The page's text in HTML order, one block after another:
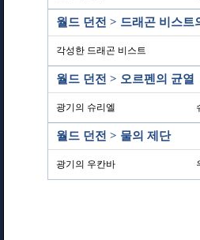
월드 던전 > 드래곤 비스트
각성한 드래곤 비스트
월드 던전 > 오르펜의 균열
광기의 슈리엘
월드 던전 > 물의 제단
광기의 우칸바